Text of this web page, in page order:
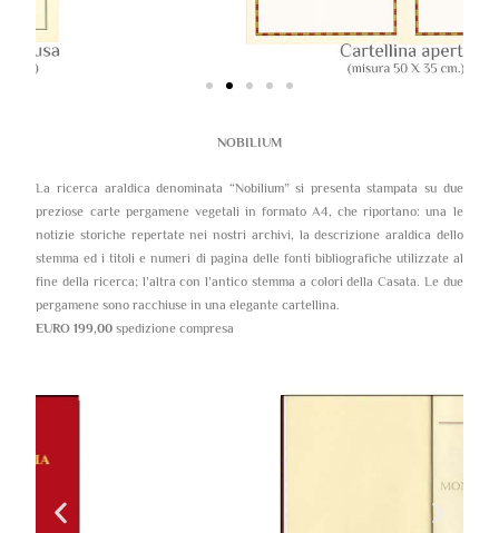
NOBILIUM
La ricerca araldica denominata “Nobilium” si presenta stampata su due
preziose carte pergamene vegetali in formato A4, che riportano: una le
notizie storiche repertate nei nostri archivi, la descrizione araldica dello
stemma ed i titoli e numeri di pagina delle fonti bibliografiche utilizzate al
fine della ricerca; l’altra con l’antico stemma a colori della Casata. Le due
pergamene sono racchiuse in una elegante cartellina.
EURO 199,00 spedizione compresa